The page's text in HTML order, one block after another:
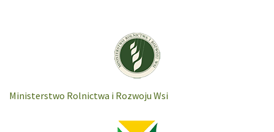
Ministerstwo Rolnictwa i Rozwoju Wsi